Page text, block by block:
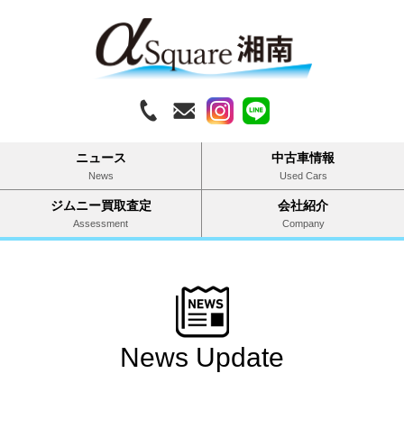
ニュース
News
中古車情報
Used Cars
ジムニー買取査定
Assessment
会社紹介
Company
News Update